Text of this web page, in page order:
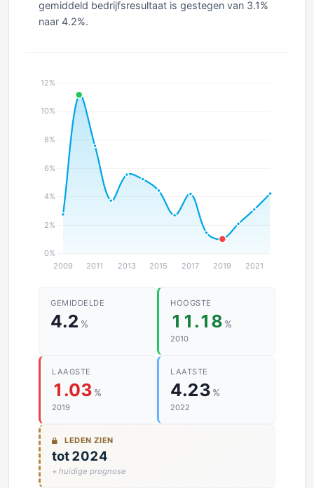
gemiddeld bedrijfsresultaat is gestegen van 3.1%
naar 4.2%.
GEMIDDELDE
4.2 %
HOOGSTE
11.18 %
2010
LAAGSTE
1.03 %
2019
LAATSTE
4.23 %
2022
LEDEN ZIEN
tot 2024
+ huidige prognose